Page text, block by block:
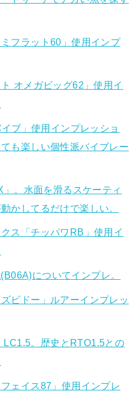
フラット60」使用インプ
オメガビッグ62」使用イ
ブ」使用インプレッショ
も楽しい個性派バイブレー
」。水面を滑るスケーティ
かしてるだけで楽しい。
ス「チッパワRB」使用イ
についてインプレ。
ビドー」ルアーインプレッ
LC1.5。歴史とRTO1.5との
ェイス87」使用インプレ